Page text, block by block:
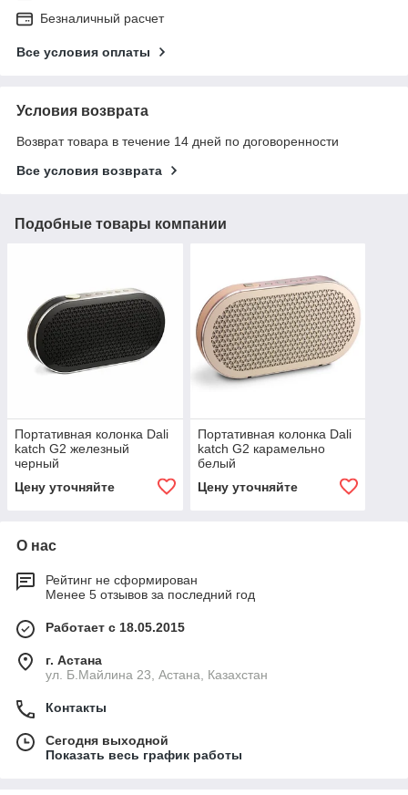
Безналичный расчет
Все условия оплаты
Условия возврата
Возврат товара в течение 14 дней по договоренности
Все условия возврата
Подобные товары компании
Портативная колонка Dali
katch G2 железный
черный
Цену уточняйте
Портативная колонка Dali
katch G2 карамельно
белый
Цену уточняйте
О нас
Рейтинг не сформирован
Менее 5 отзывов за последний год
Работает с 18.05.2015
г. Астана
ул. Б.Майлина 23, Астана, Казахстан
Контакты
Сегодня выходной
Показать весь график работы